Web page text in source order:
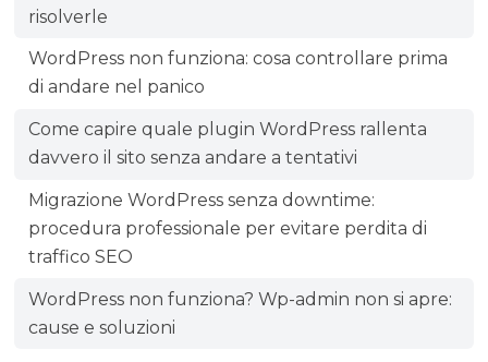
risolverle
WordPress non funziona: cosa controllare prima
di andare nel panico
Come capire quale plugin WordPress rallenta
davvero il sito senza andare a tentativi
Migrazione WordPress senza downtime:
procedura professionale per evitare perdita di
traffico SEO
WordPress non funziona? Wp-admin non si apre:
cause e soluzioni